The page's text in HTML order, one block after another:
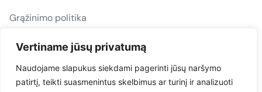
Vertiname jūsų privatumą
Naudojame slapukus siekdami pagerinti jūsų naršymo
patirtį, teikti suasmenintus skelbimus ar turinį ir analizuoti
Grąžinimo politika
D. U. K.
Sekite mus
evacarmats